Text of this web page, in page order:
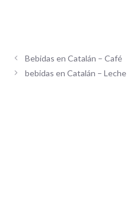
Bebidas en Catalán – Café
bebidas en Catalán – Leche